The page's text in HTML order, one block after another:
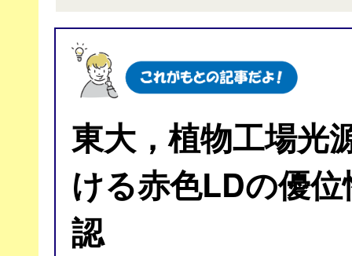
東大，植物工場光
ける赤色LDの優
認